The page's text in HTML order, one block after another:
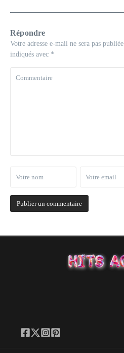
Répondre
Votre adresse e-mail ne sera pas publiée.
indiqués avec *